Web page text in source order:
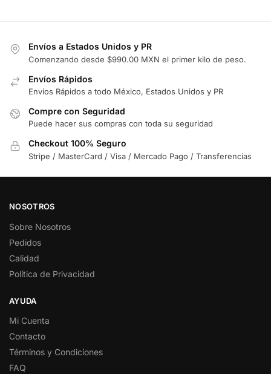
Envíos a Estados Unidos y PR
Comenzando desde $990.00 MXN el primer kilo de peso.
Envíos Rápidos
Envíos Rápidos a todo México, Estados Unidos y PR
Compre con Seguridad
Puede hacer sus compras con toda su seguridad
Checkout 100% Seguro
Stripe / MasterCard / Visa / Mercado Pago / Transferencias
NOSOTROS
Sobre Nosotros
Pedidos
Calidad
Política de Privacidad
AYUDA
Mi Cuenta
Contacto
Términos y Condiciones
FAQ